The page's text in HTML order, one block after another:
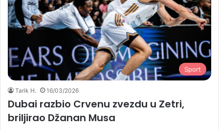
Sport
Tarik H. 16/03/2026
Dubai razbio Crvenu zvezdu u Zetri,
briljirao Džanan Musa